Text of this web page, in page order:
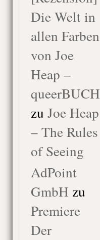
Die Welt in
allen Farben
von Joe
Heap –
queerBUCH
zu Joe Heap
– The Rules
of Seeing
AdPoint
GmbH zu
Premiere
Der